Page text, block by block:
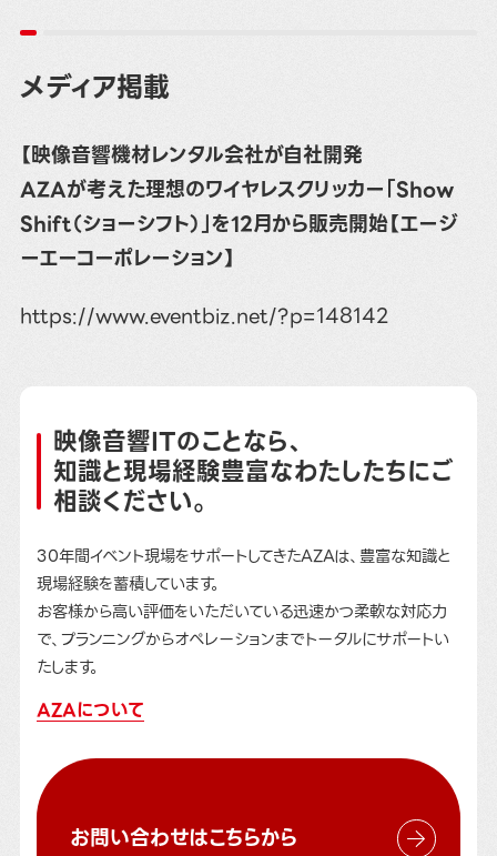
メディア掲載
【映像音響機材レンタル会社が自社開発
AZAが考えた理想のワイヤレスクリッカー「Show
Shift（ショーシフト）」を12月から販売開始【エージ
ーエーコーポレーション】
https://www.eventbiz.net/?p=148142
映像音響ITのことなら、
知識と現場経験豊富なわたしたちにご
相談ください。
30年間イベント現場をサポートしてきたAZAは、豊富な知識と
現場経験を蓄積しています。
お客様から高い評価をいただいている迅速かつ柔軟な対応力
で、プランニングからオペレーションまでトータルにサポートい
たします。
AZAについて
お問い合わせはこちらから